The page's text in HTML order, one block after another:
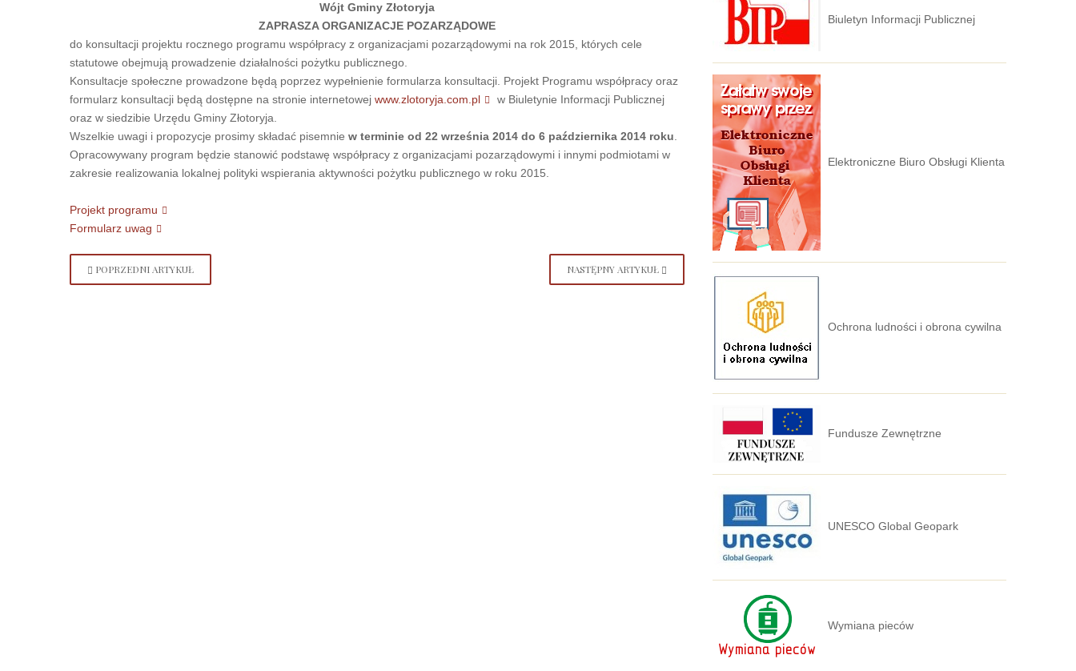
Wójt Gminy Złotoryja
ZAPRASZA ORGANIZACJE POZARZĄDOWE
do konsultacji projektu rocznego programu współpracy z organizacjami pozarządowymi na rok 2015, których cele
statutowe obejmują prowadzenie działalności pożytku publicznego.
Konsultacje społeczne prowadzone będą poprzez wypełnienie formularza konsultacji. Projekt Programu współpracy oraz
formularz konsultacji będą dostępne na stronie internetowej www.zlotoryja.com.pl
w Biuletynie Informacji Publicznej
oraz w siedzibie Urzędu Gminy Złotoryja.
Wszelkie uwagi i propozycje prosimy składać pisemnie w terminie od 22 września 2014 do 6 października 2014 roku
Opracowywany program będzie stanowić podstawę współpracy z organizacjami pozarządowymi i innymi podmiotami w
zakresie realizowania lokalnej polityki wspierania aktywności pożytku publicznego w roku 2015.
Projekt programu
Formularz uwag
POPRZEDNI ARTYKUŁ NASTĘPNY ARTYKUŁ
Biuletyn Informacji Publicznej
Elektroniczne Biuro Obsługi Klienta
Ochrona ludności i obrona cywilna
Fundusze Zewnętrzne
UNESCO Global Geopark
Wymiana pieców